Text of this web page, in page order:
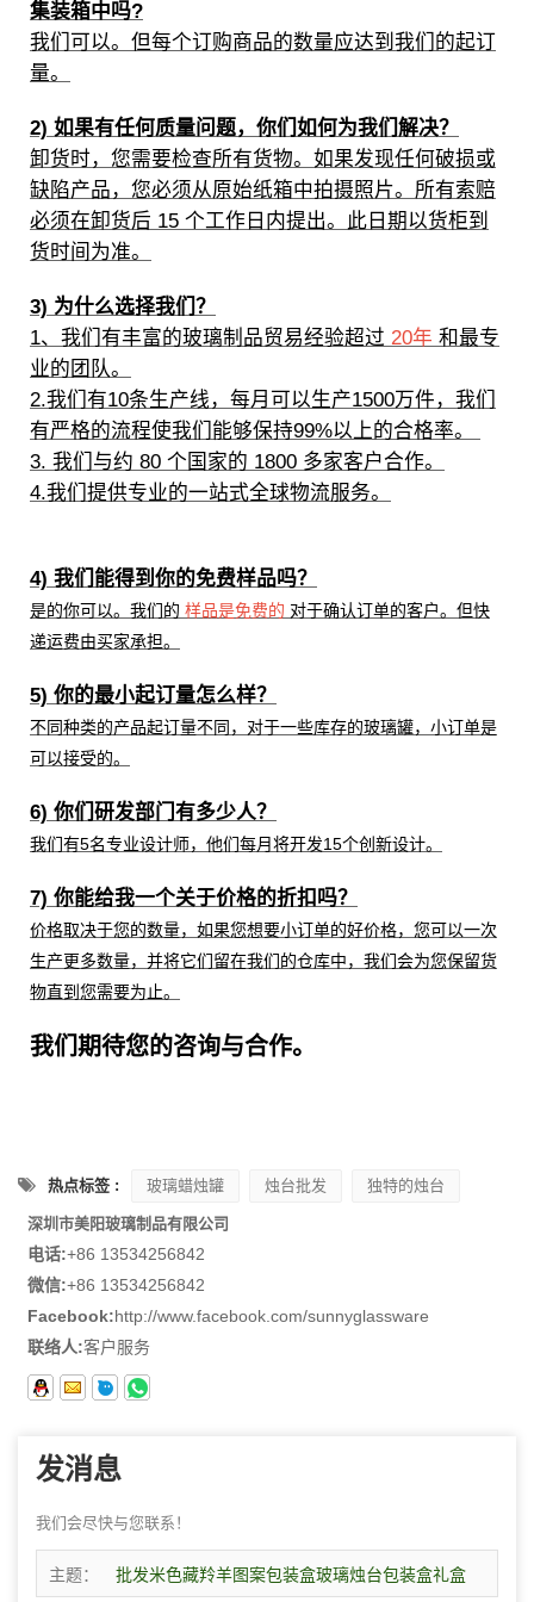
集装箱中吗?
我们可以。但每个订购商品的数量应达到我们的起订
量。
2) 如果有任何质量问题，你们如何为我们解决？
卸货时，您需要检查所有货物。如果发现任何破损或
缺陷产品，您必须从原始纸箱中拍摄照片。所有索赔
必须在卸货后 15 个工作日内提出。此日期以货柜到
货时间为准。
3) 为什么选择我们？
1、我们有丰富的玻璃制品贸易经验超过 20年 和最专
业的团队。
2.我们有10条生产线，每月可以生产1500万件，我们
有严格的流程使我们能够保持99%以上的合格率。
3. 我们与约 80 个国家的 1800 多家客户合作。
4.我们提供专业的一站式全球物流服务。
4) 我们能得到你的免费样品吗？
是的你可以。我们的 样品是免费的 对于确认订单的客户。但快
递运费由买家承担。
5) 你的最小起订量怎么样？
不同种类的产品起订量不同，对于一些库存的玻璃罐，小订单是
可以接受的。
6) 你们研发部门有多少人？
我们有5名专业设计师，他们每月将开发15个创新设计。
7) 你能给我一个关于价格的折扣吗？
价格取决于您的数量，如果您想要小订单的好价格，您可以一次
生产更多数量，并将它们留在我们的仓库中，我们会为您保留货
物直到您需要为止。
我们期待您的咨询与合作。
热点标签 : 玻璃蜡烛罐 烛台批发 独特的烛台
深圳市美阳玻璃制品有限公司
电话:+86 13534256842
微信:+86 13534256842
Facebook:http://www.facebook.com/sunnyglassware
联络人:客户服务
发消息
我们会尽快与您联系！
主题： 批发米色藏羚羊图案包装盒玻璃烛台包装盒礼盒